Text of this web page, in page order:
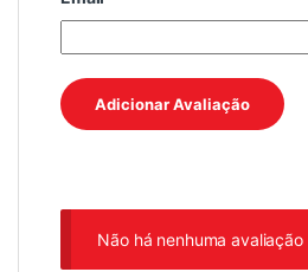
Não há nenhuma